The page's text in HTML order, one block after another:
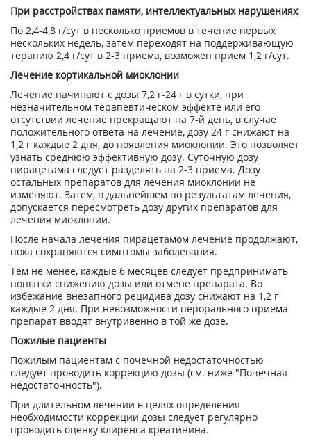
При расстройствах памяти, интеллектуальных нарушениях
По 2,4-4,8 г/сут в несколько приемов в течение первых
нескольких недель, затем переходят на поддерживающую
терапию 2,4 г/сут в 2-3 приема, возможен прием 1,2 г/сут.
Лечение кортикальной миоклонии
Лечение начинают с дозы 7,2 г-24 г в сутки, при
незначительном терапевтическом эффекте или его
отсутствии лечение прекращают на 7-й день, в случае
положительного ответа на лечение, дозу 24 г снижают на
1,2 г каждые 2 дня, до появления миоклонии. Это позволяет
узнать среднюю эффективную дозу. Суточную дозу
пирацетама следует разделять на 2-3 приема. Дозу
остальных препаратов для лечения миоклонии не
изменяют. Затем, в дальнейшем по результатам лечения,
допускается пересмотреть дозу других препаратов для
лечения миоклонии.
После начала лечения пирацетамом лечение продолжают,
пока сохраняются симптомы заболевания.
Тем не менее, каждые 6 месяцев следует предпринимать
попытки снижению дозы или отмене препарата. Во
избежание внезапного рецидива дозу снижают на 1,2 г
каждые 2 дня. При невозможности перорального приема
препарат вводят внутривенно в той же дозе.
Пожилые пациенты
Пожилым пациентам с почечной недостаточностью
следует проводить коррекцию дозы (см. ниже "Почечная
недостаточность").
При длительном лечении в целях определения
необходимости коррекции дозы следует регулярно
проводить оценку клиренса креатинина.